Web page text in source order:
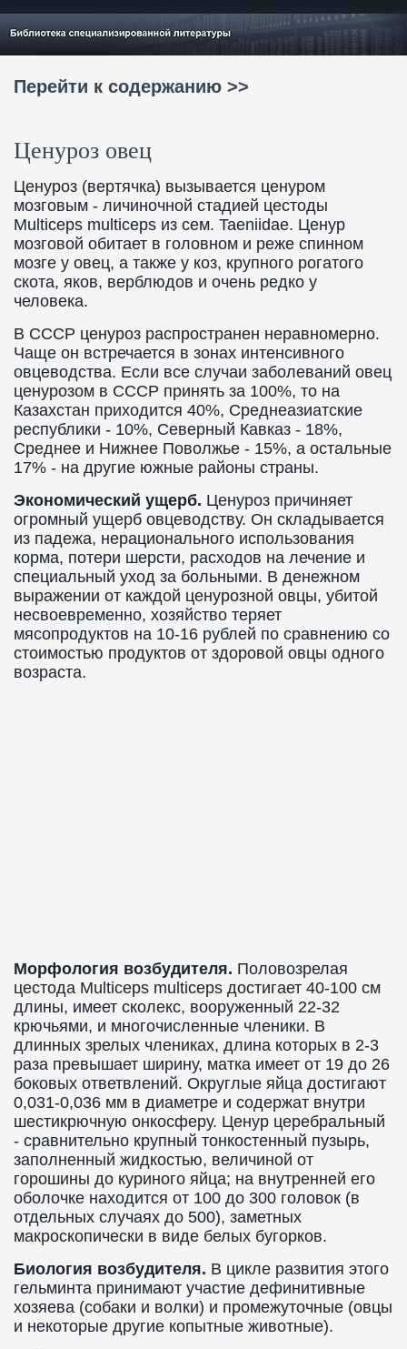
Перейти к содержанию >>
Ценуроз овец
Ценуроз (вертячка) вызывается ценуром
мозговым - личиночной стадией цестоды
Multiceps multiceps из сем. Taeniidae. Ценур
мозговой обитает в головном и реже спинном
мозге у овец, а также у коз, крупного рогатого
скота, яков, верблюдов и очень редко у
человека.
В СССР ценуроз распространен неравномерно.
Чаще он встречается в зонах интенсивного
овцеводства. Если все случаи заболеваний овец
ценурозом в СССР принять за 100%, то на
Казахстан приходится 40%, Среднеазиатские
республики - 10%, Северный Кавказ - 18%,
Среднее и Нижнее Поволжье - 15%, а остальные
17% - на другие южные районы страны.
Экономический ущерб. Ценуроз причиняет
огромный ущерб овцеводству. Он складывается
из падежа, нерационального использования
корма, потери шерсти, расходов на лечение и
специальный уход за больными. В денежном
выражении от каждой ценурозной овцы, убитой
несвоевременно, хозяйство теряет
мясопродуктов на 10-16 рублей по сравнению со
стоимостью продуктов от здоровой овцы одного
возраста.
Морфология возбудителя. Половозрелая
цестода Multiceps multiceps достигает 40-100 см
длины, имеет сколекс, вооруженный 22-32
крючьями, и многочисленные членики. В
длинных зрелых члениках, длина которых в 2-3
раза превышает ширину, матка имеет от 19 до 26
боковых ответвлений. Округлые яйца достигают
0,031-0,036 мм в диаметре и содержат внутри
шестикрючную онкосферу. Ценур церебральный
- сравнительно крупный тонкостенный пузырь,
заполненный жидкостью, величиной от
горошины до куриного яйца; на внутренней его
оболочке находится от 100 до 300 головок (в
отдельных случаях до 500), заметных
макроскопически в виде белых бугорков.
Биология возбудителя. В цикле развития этого
гельминта принимают участие дефинитивные
хозяева (собаки и волки) и промежуточные (овцы
и некоторые другие копытные животные).